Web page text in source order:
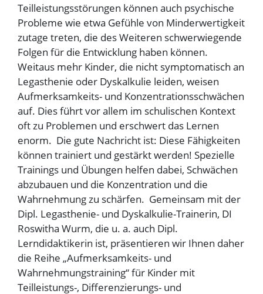
Teilleistungsstörungen können auch psychische
Probleme wie etwa Gefühle von Minderwertigkeit
zutage treten, die des Weiteren schwerwiegende
Folgen für die Entwicklung haben können.
Weitaus mehr Kinder, die nicht symptomatisch an
Legasthenie oder Dyskalkulie leiden, weisen
Aufmerksamkeits- und Konzentrationsschwächen
auf. Dies führt vor allem im schulischen Kontext
oft zu Problemen und erschwert das Lernen
enorm. Die gute Nachricht ist: Diese Fähigkeiten
können trainiert und gestärkt werden! Spezielle
Trainings und Übungen helfen dabei, Schwächen
abzubauen und die Konzentration und die
Wahrnehmung zu schärfen. Gemeinsam mit der
Dipl. Legasthenie- und Dyskalkulie-Trainerin, DI
Roswitha Wurm, die u. a. auch Dipl.
Lerndidaktikerin ist, präsentieren wir Ihnen daher
die Reihe „Aufmerksamkeits- und
Wahrnehmungstraining“ für Kinder mit
Teilleistungs-, Differenzierungs- und